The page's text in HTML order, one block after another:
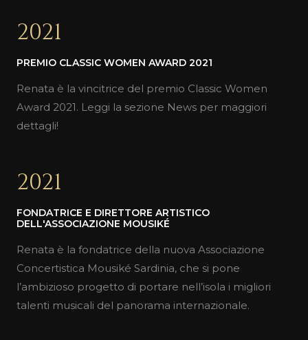
2021
PREMIO CLASSIC WOMEN AWARD 2021
Renata è la vincitrice del premio Classic Women
Award 2021. Leggi la sezione News per maggiori
dettagli!
2021
FONDATRICE E DIRETTORE ARTISTICO
DELL'ASSOCIAZIONE MOUSIKÉ
Renata è la fondatrice della nuova Associazione
Concertistica Mousiké Sardinia, che si pone
l’ambizioso progetto di portare nell’isola i migliori
talenti musicali del panorama internazionale.